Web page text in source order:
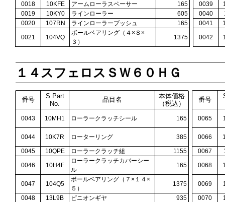
0018
10KFE アームローラスペーサー 165 0039
0019
10KY0 ラインローラー 605 0040
0020
107RN ラインローラーブッシュ 165 0041
0021
104VQ
ボールベアリング（４×８×
３）
1375 0042
１４スフェロスＳＷ６０ＨＧ
番号
S Part
No.
品目名
本体価格
（税込）
番号
0043 10MH1 ローラークラッチシール 165 0065
0044 10K7R ローターリング 385 0066
0045
10QPE ローラークラッチ組 1155 0067
0046
10H4F
ローラークラッチカバーシー
ル
165 0068
0047 104Q5
ボールベアリング（７×１４×
５）
1375 0069
0048
13L9B ピニオンギヤ 935 0070